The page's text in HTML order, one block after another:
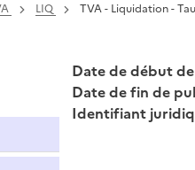
LIQ TVA - Liquidation -
Date de début
Date de fin de
Identifiant